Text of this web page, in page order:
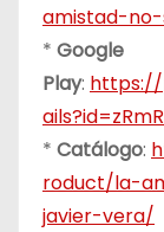
amistad-no-
* Google
Play:
* Catálogo:
roduct/la-
javier-vera/